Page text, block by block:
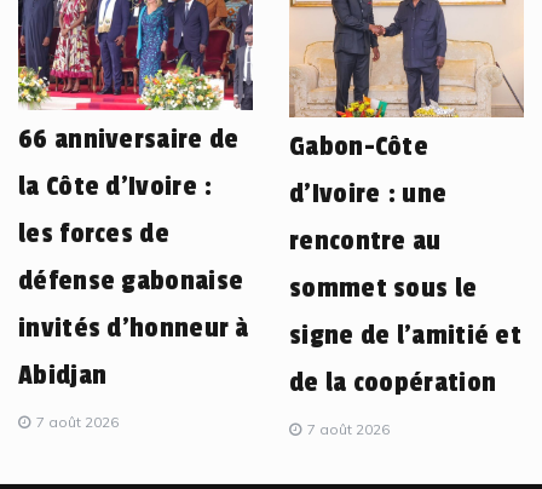
66 anniversaire de
la Côte d’Ivoire :
les forces de
défense gabonaise
invités d’honneur à
Abidjan
7 août 2026
Gabon-Côte
d’Ivoire : une
rencontre au
sommet sous le
signe de l’amitié et
de la coopération
7 août 2026